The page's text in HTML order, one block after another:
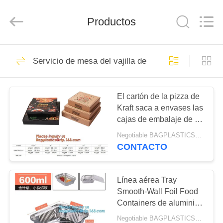
HOGAR
PRODUCTOS
SOBRE
NOSOTROS
VIAJE
DE
LA
FÁBRICA
PRODUCTS
Levántese la bolsa
de la cremallera
744
Bolsos del
almacenamiento del
946
Productos
Servicio de mesa del vajilla de los cubiertos
El cartón de la pizza de
Kraft saca a envases las
cajas de embalaje de la
pizza de la caja barata
de la entrega, bagea de
reciclable
Negotiable BAGPLASTICS@YAHOO.COM MOQ:1000pieces Skype: mydearneil
CONTACTO
Línea aérea Tray
Smooth-Wall Foil Food
Containers de aluminio
con el abastecimiento
Negotiable BAGPLASTICS@YAHOO.COM MOQ:1000pieces Skype: mydearneil